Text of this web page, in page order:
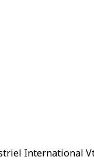
International